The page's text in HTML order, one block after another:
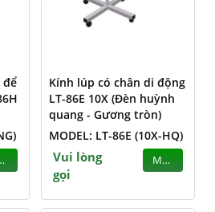
để
Kính lúp có chân di động
LT-86E 10X (Đèn huỳnh
quang - Gương tròn)
MODEL: LT-86E (10X-HQ)
Vui lòng
gọi
MUA